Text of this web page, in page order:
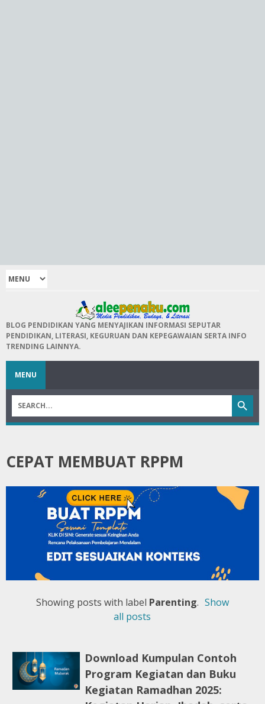
BLOG PENDIDIKAN YANG MENYAJIKAN INFORMASI SEPUTAR
PENDIDIKAN, LITERASI, KEGURUAN DAN KEPEGAWAIAN SERTA INFO
TRENDING LAINNYA.
MENU
CEPAT MEMBUAT RPPM
Showing posts with label Parenting. Show
all posts
Download Kumpulan Contoh
Program Kegiatan dan Buku
Kegiatan Ramadhan 2025: